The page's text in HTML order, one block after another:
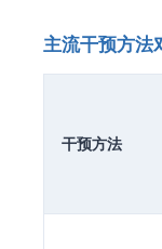
主流干预方法
干预方法